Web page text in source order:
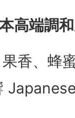
本高端調
香、蜂